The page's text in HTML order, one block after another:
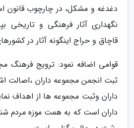
دغدغه و مشکل، در چارچوب قانون
نگهداری آثار فرهنگی و تاریخی
قاچاق و حراج اینگونه آثار در
قوامی اضافه نمود: ترویج فرهنگ
ثبت انجمن مجموعه داران ،اصالت
داران وثبت مجموعه ها از اهداف
داران است که به همت موزه مردم